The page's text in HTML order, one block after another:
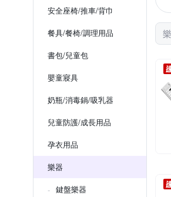
安全座椅/推車/背巾
餐具/餐椅/調理用品
書包/兒童包
嬰童寢具
奶瓶/消毒鍋/吸乳器
兒童防護/成長用品
孕衣用品
樂器
鍵盤樂器